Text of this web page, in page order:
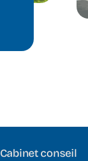
Cabinet conseil